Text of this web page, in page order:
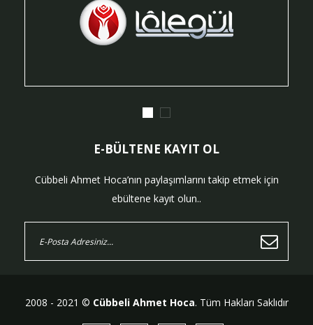
E-BÜLTENE KAYIT OL
Cübbeli Ahmet Hoca’nın paylaşımlarını takip etmek için
ebültene kayıt olun..
2008 - 2021 © Cübbeli Ahmet Hoca. Tüm Hakları Saklıdır